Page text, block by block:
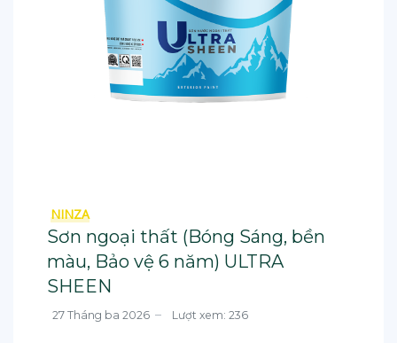
NINZA
Sơn ngoại thất (Bóng Sáng, bền
màu, Bảo vệ 6 năm) ULTRA
SHEEN
27 Tháng ba 2026 Lượt xem: 236